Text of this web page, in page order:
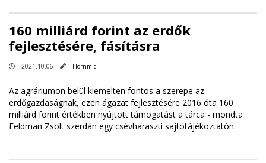
160 milliárd forint az erdők
fejlesztésére, fásításra
2021.10.06 Hornmici
Az agráriumon belül kiemelten fontos a szerepe az
erdőgazdaságnak, ezen ágazat fejlesztésére 2016 óta 160
milliárd forint értékben nyújtott támogatást a tárca - mondta
Feldman Zsolt szerdán egy csévharaszti sajtótájékoztatón.